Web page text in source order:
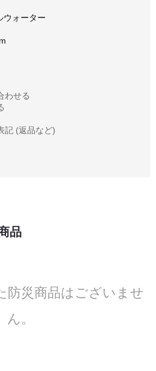
ウォーター
わせる
記 (返品など)
品
防災商品はございませ
ん。